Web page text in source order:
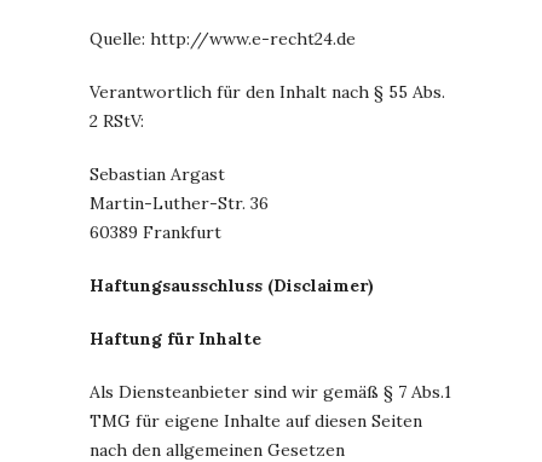
Quelle: http://www.e-recht24.de
Verantwortlich für den Inhalt nach § 55 Abs.
2 RStV:
Sebastian Argast
Martin-Luther-Str. 36
60389 Frankfurt
Haftungsausschluss (Disclaimer)
Haftung für Inhalte
Als Diensteanbieter sind wir gemäß § 7 Abs.1
TMG für eigene Inhalte auf diesen Seiten
nach den allgemeinen Gesetzen